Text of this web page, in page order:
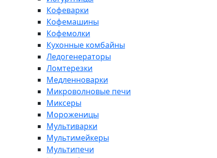
Кофеварки
Кофемашины
Кофемолки
Кухонные комбайны
Ледогенераторы
Ломтерезки
Медленноварки
Микроволновые печи
Миксеры
Мороженицы
Мультиварки
Мультимейкеры
Мультипечи